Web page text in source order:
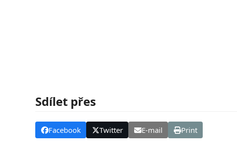
Sdílet přes
Facebook Twitter E-mail Print